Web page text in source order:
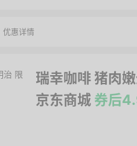
优惠详情
瑞幸咖啡 猪肉
京东商城 券后